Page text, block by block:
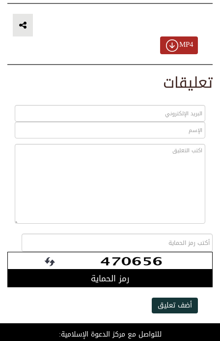
MP4
تعليقات
رمز الحماية
أضف تعليق
للتواصل مع مركز الدعوة الإسلامية: